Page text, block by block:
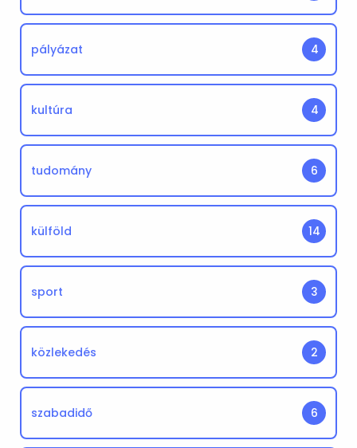
pályázat 4
kultúra 4
tudomány 6
külföld 14
sport 3
közlekedés 2
szabadidő 6